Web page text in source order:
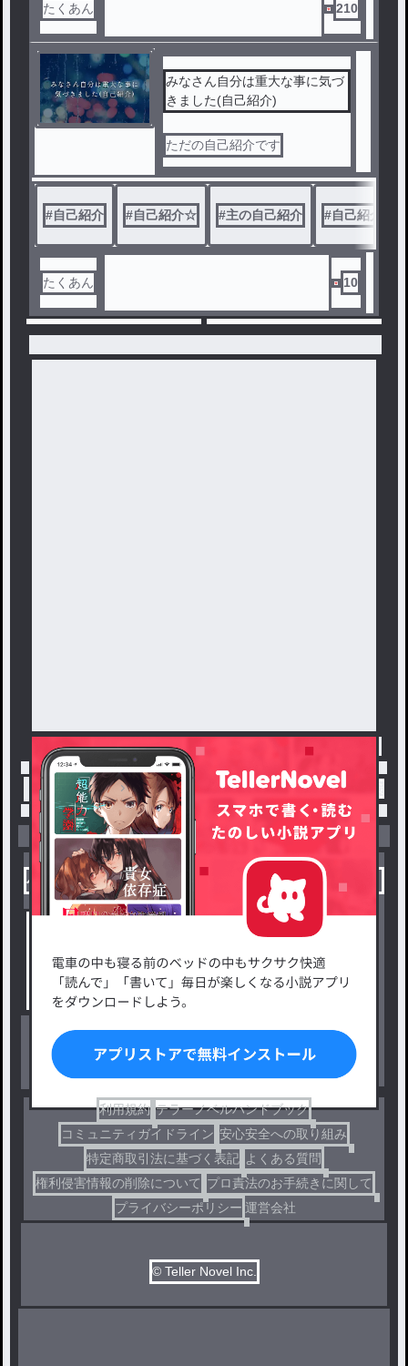
たくあん 210
みなさん自分は重大な事に気づ
きました(自己紹介)
ただの自己紹介です
#自己紹介 #自己紹介☆ #主の自己紹介 #自己紹介✨
たくあん 10
トップ 「たくあん」最新作：たくあんの災害対策室
小説を探す
小説コンテスト応募・公募
出版・メディアミックス作品
ジャンルから探す
恋愛・ロマンス
ファンタジー・異世界・SF
ドラマ
利用規約 テラーノベルハンドブック
コミュニティガイドライン 安心安全への取り組み
特定商取引法に基づく表記 よくある質問
権利侵害情報の削除について プロ責法のお手続きに関して
プライバシーポリシー 運営会社
© Teller Novel Inc.